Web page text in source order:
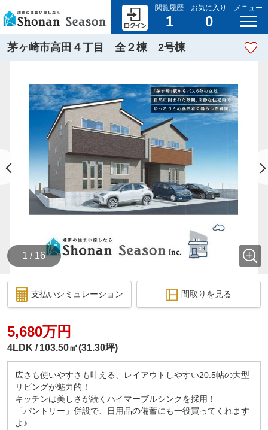
閲覧履歴
1
お気に入り
0
メニュー
茅ヶ崎市高田４丁目 全２棟 2号棟
1 / 16
支払いシミュレーション 間取りを見る
5,680万円
4LDK 103.50㎡(31.30坪)
広さも使いやすさも叶える、レイアウトしやすい20.5帖の大型
リビングが魅力的！
キッチンは美しさが続くハイマーブルシンクを採用！
「パントリー」併設で、日用品の備蓄にも一役買ってくれます
よ♪